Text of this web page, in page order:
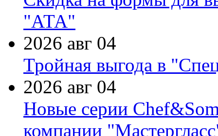
"АТА"
2026 авг 04
Тройная выгода в
2026 авг 04
Новые серии
компании